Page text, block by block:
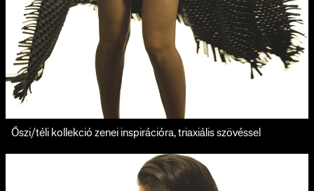
Őszi/téli kollekció zenei inspirációra, triaxiális szövéssel